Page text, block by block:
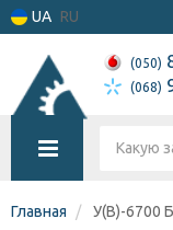
UA RU
(050)
(068)
Главная У(В)-6700